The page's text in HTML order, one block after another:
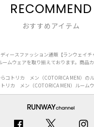
RECOMMEND
おすすめアイテム
ィースファッション通販【ランウェイ
ームウェアを取り揃えております。商品
コトリカ メン（COTORICA MEN）の
リカ メン（COTORICA MEN）ルーム